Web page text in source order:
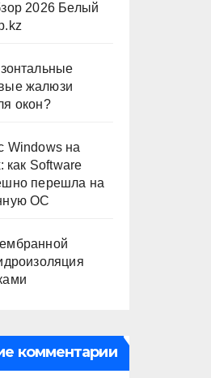
2026 Белый
жалюзи
окон?
Windows на
как Software
перешла на
ОС
комментарии